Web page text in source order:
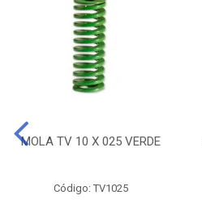
MOLA TV 10 X 025 VERDE
Código: TV1025